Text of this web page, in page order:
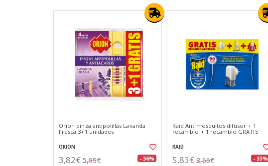
Orion pinza antipolillas Lavanda
Fresca 3+1 unidades
ORION
3,82€ 5,95€ - 36%
Raid Antimosquitos difusor + 1
recambio + 1 recambio GRATIS
RAID
5,83€ 8,66€ - 33%